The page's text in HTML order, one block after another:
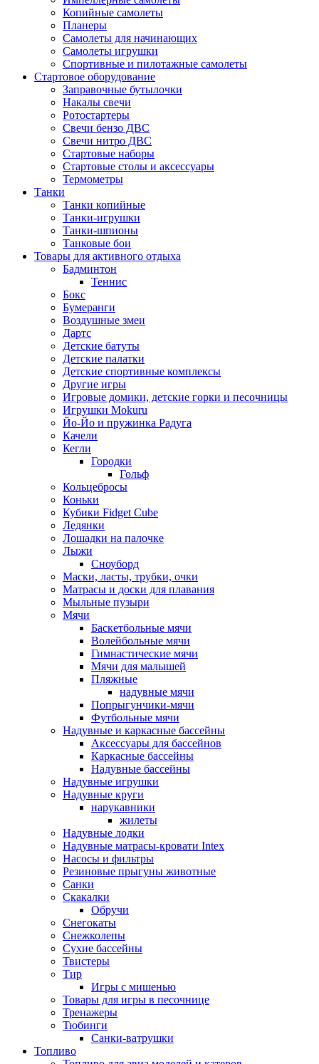
Копийные самолеты
Планеры
Самолеты для начинающих
Самолеты игрушки
Спортивные и пилотажные самолеты
Стартовое оборудование
Заправочные бутылочки
Накалы свечи
Ротостартеры
Свечи бензо ДВС
Свечи нитро ДВС
Стартовые наборы
Стартовые столы и аксессуары
Термометры
Танки
Танки копийные
Танки-игрушки
Танки-шпионы
Танковые бои
Товары для активного отдыха
Бадминтон
Теннис
Бокс
Бумеранги
Воздушные змеи
Дартс
Детские батуты
Детские палатки
Детские спортивные комплексы
Другие игры
Игровые домики, детские горки и песочницы
Игрушки Mokuru
Йо-Йо и пружинка Радуга
Качели
Кегли
Городки
Гольф
Кольцебросы
Коньки
Кубики Fidget Cube
Ледянки
Лошадки на палочке
Лыжи
Сноуборд
Маски, ласты, трубки, очки
Матрасы и доски для плавания
Мыльные пузыри
Мячи
Баскетбольные мячи
Волейбольные мячи
Гимнастические мячи
Мячи для малышей
Пляжные
надувные мячи
Попрыгунчики-мячи
Футбольные мячи
Надувные и каркасные бассейны
Аксессуары для бассейнов
Каркасные бассейны
Надувные бассейны
Надувные игрушки
Надувные круги
нарукавники
жилеты
Надувные лодки
Надувные матрасы-кровати Intex
Насосы и фильтры
Резиновые прыгуны животные
Санки
Скакалки
Обручи
Снегокаты
Снежколепы
Сухие бассейны
Твистеры
Тир
Игры с мишенью
Товары для игры в песочнице
Тренажеры
Тюбинги
Санки-ватрушки
Топливо